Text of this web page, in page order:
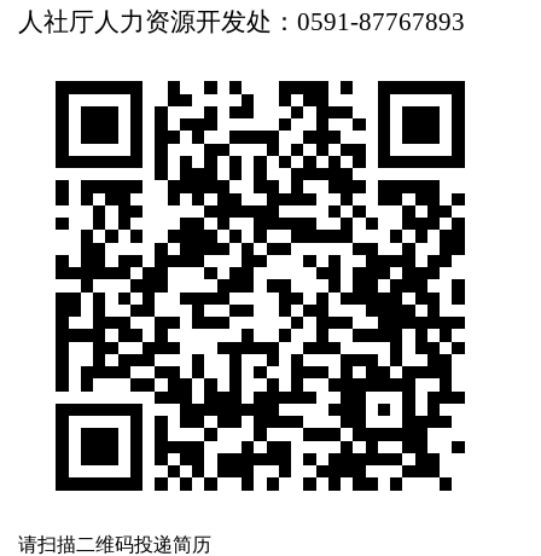
人社厅人力资源开发处： 0591-87767893
请扫描二维码投递简历